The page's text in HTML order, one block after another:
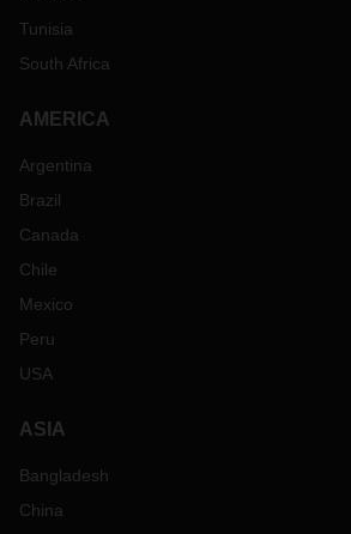
Tunisia
South Africa
AMERICA
Argentina
Brazil
Canada
Chile
Mexico
Peru
USA
ASIA
Bangladesh
China